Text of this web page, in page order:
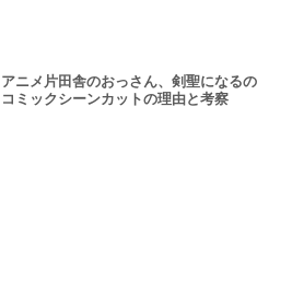
アニメ片田舎のおっさん、剣聖になるの
コミックシーンカットの理由と考察